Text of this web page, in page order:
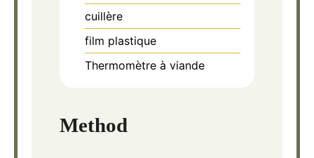
cuillère
film plastique
Thermomètre à viande
Method